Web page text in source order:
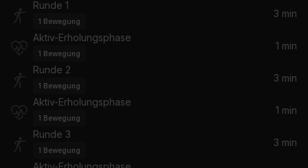
Wild for the Night (feat. Skrillex & Birdy Nam Nam)
A$AP Rocky, Skrillex, Birdy Nam Nam, Lord Flacko
Hide & Seek (Rema Remix) (feat. Rema)
Stormzy, Rema
Runde 1
1 Bewegung
3 min
Aktiv-Erholungsphase
1 Bewegung
1 min
Runde 2
1 Bewegung
3 min
Aktiv-Erholungsphase
1 Bewegung
1 min
Runde 3
1 Bewegung
3 min